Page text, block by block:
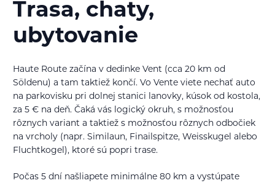
Trasa, chaty,
ubytovanie
Haute Route začína v dedinke Vent (cca 20 km od
Söldenu) a tam taktiež končí. Vo Vente viete nechať auto
na parkovisku pri dolnej stanici lanovky, kúsok od kostola,
za 5 € na deň. Čaká vás logický okruh, s možnosťou
rôznych variant a taktiež s možnosťou rôznych odbočiek
na vrcholy (napr. Similaun, Finailspitze, Weisskugel alebo
Fluchtkogel), ktoré sú popri trase.
Počas 5 dní našliapete minimálne 80 km a vystúpate